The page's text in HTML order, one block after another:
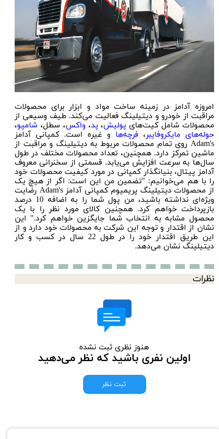
امروزه آدامز در زمینه ساخت مواد و ابزار برای محصولات
مراقبت از خودرو و دیتیلینگ فعالیت می‌کند. طیف وسیعی از
محصولات شامل کیت‌های پولیش، پد، واکس، سطل، شامپو،
حوله‌های مایکروفایبر، فرچه‌ها و غیره است. کمپانی آدامز
Adam's روی تمام محصولات مربوط به دیتیلینگ و مراقبت از
ماشین تمرکز دارد. همچنین، تعداد محصولات مختلف در طول
سال‌ها به سرعت افزایش می‌یابد. قسمتی از سخنرانی معروف
آدامز پیتال، بنیانگذار کمپانی در مورد کیفیت محصولات خود
را با هم می‌خوانیم: "تضمین من این است: اگر از هیچ یک
از محصولات دیتیلینگ پریمیوم کمپانی آدامز Adam's رضایت
ویژه‌ای نداشته باشید، من پول شما را به اضافه 10 درصد
بازپرداخت خواهم کرد. همچنین کالای مورد نظر را با یک
محصول مشابه به انتخاب شما جایگزین خواهم کرد." این
نشان از اقتدار و توجه این شرکت به محصولات خود دارد و از
این طریق اقتدار خود را در طول 22 سال در کسب و کار
دیتیلینگ نشان می‌دهد.
نظرات
هنوز نظری ثبت نشده
اولین نفری باشید که نظر می‌دهید
ثبت نظر